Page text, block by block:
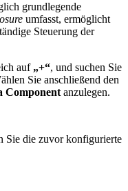
grundlegende
umfasst, ermöglicht
Steuerung der
auf „+“, und suchen Sie
Sie anschließend den
Component anzulegen.
Sie die zuvor konfigurierte